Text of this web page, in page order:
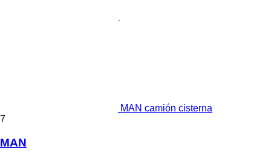
MAN camión cisterna
7
MAN